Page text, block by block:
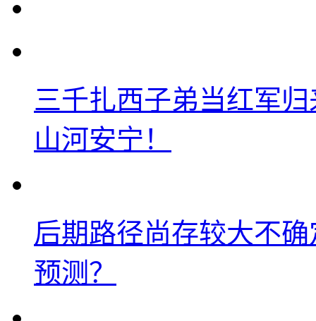
三千扎西子弟当红军
山河安宁！
后期路径尚存较大不
预测？